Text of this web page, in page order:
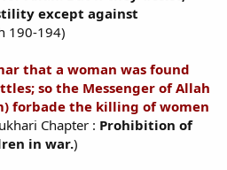
except against
190-194)
that a woman was found
so the Messenger of Allah
forbade the killing of women
Chapter : Prohibition of
in war.)